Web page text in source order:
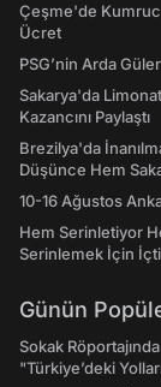
Çeşme'de
Ücret
PSG’nin Arda
Sakarya'da
Kazancını Paylaştı
Brezilya'da
Düşünce Hem
10-16 Ağustos
Hem Serinletiyor
Serinlemek İçin
Günün
Sokak
"Türkiye’deki